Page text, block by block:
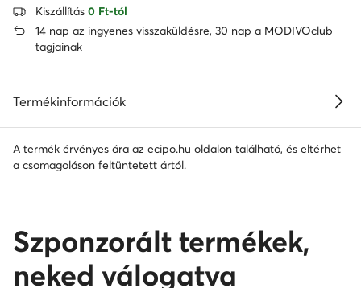
Kiszállítás 0 Ft-tól
14 nap az ingyenes visszaküldésre, 30 nap a MODIVOclub
tagjainak
Termékinformációk
A termék érvényes ára az ecipo.hu oldalon található, és eltérhet
a csomagoláson feltüntetett ártól.
Szponzorált termékek,
neked válogatva